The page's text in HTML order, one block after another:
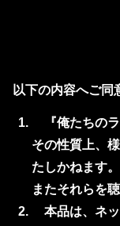
以下の内容へご同
『俺たちのラ
その性質上、
たしかねます。
またそれらを
本品は、ネッ